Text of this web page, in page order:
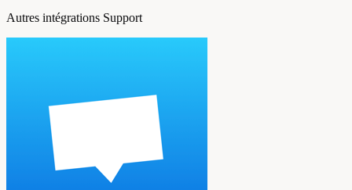
Autres intégrations Support